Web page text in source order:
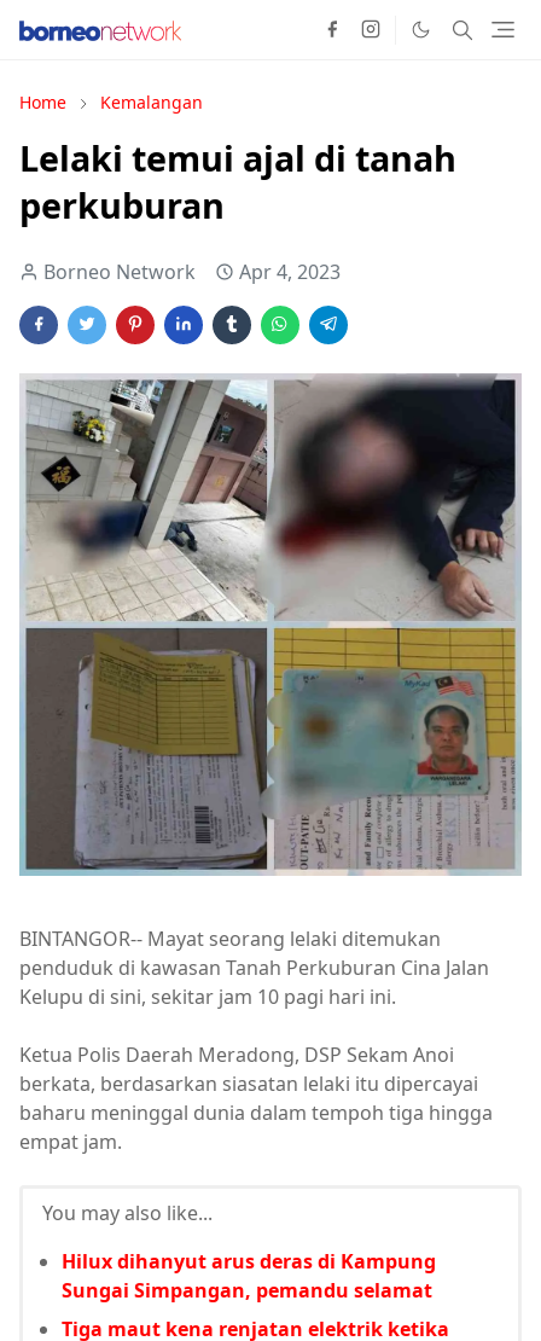
Home Kemalangan
Lelaki temui ajal di tanah
perkuburan
Borneo Network Apr 4, 2023
BINTANGOR-- Mayat seorang lelaki ditemukan
penduduk di kawasan Tanah Perkuburan Cina Jalan
Kelupu di sini, sekitar jam 10 pagi hari ini.
Ketua Polis Daerah Meradong, DSP Sekam Anoi
berkata, berdasarkan siasatan lelaki itu dipercayai
baharu meninggal dunia dalam tempoh tiga hingga
empat jam.
You may also like...
Hilux dihanyut arus deras di Kampung
Sungai Simpangan, pemandu selamat
Tiga maut kena renjatan elektrik ketika